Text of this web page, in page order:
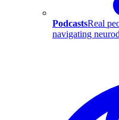
PodcastsReal
navigating